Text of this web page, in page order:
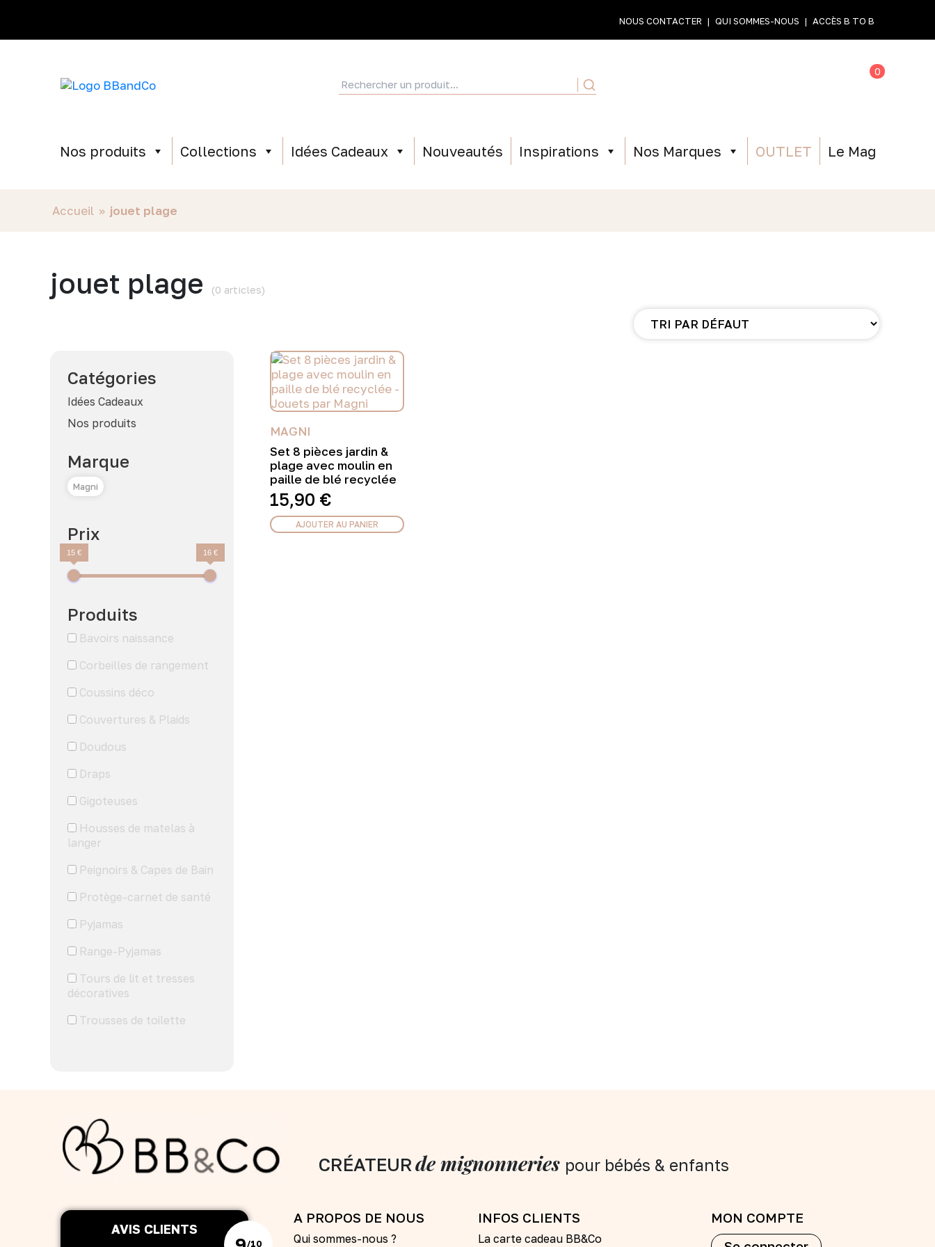
NOUS CONTACTER QUI SOMMES-NOUS ACCÈS B TO B
0
Nos produits Collections Idées Cadeaux Nouveautés Inspirations Nos Marques OUTLET Le Mag
Accueil » jouet plage
jouet plage (0 articles)
Catégories
Idées Cadeaux
Nos produits
Marque
Magni
Prix
15 € 16 €
Produits
Bavoirs naissance
Corbeilles de rangement
Coussins déco
Couvertures & Plaids
Doudous
Draps
Gigoteuses
Housses de matelas à
langer
Peignoirs & Capes de Bain
Protège-carnet de santé
Pyjamas
Range-Pyjamas
Tours de lit et tresses
décoratives
Trousses de toilette
MAGNI
Set 8 pièces jardin &
plage avec moulin en
paille de blé recyclée
15,90 €
AJOUTER AU PANIER
CRÉATEURde mignonneries pour bébés & enfants
AVIS CLIENTS
/10
A PROPOS DE NOUS
Qui sommes-nous ?
INFOS CLIENTS
La carte cadeau BB&Co
MON COMPTE